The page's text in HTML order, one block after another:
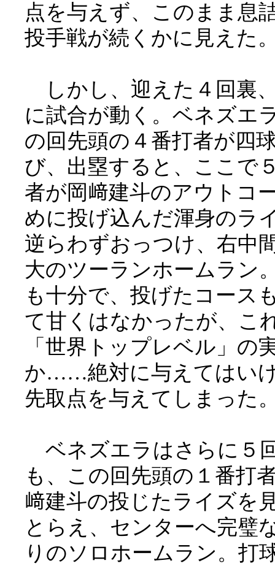
点を与えず、このまま息
投手戦が続くかに見えた
しかし、迎えた４回裏
に試合が動く。ベネズエ
の回先頭の４番打者が四
び、出塁すると、ここで
者が岡﨑建斗のアウトコ
めに投げ込んだ渾身のラ
逆らわずおっつけ、右中
大のツーランホームラン
も十分で、投げたコース
て甘くはなかったが、こ
「世界トップレベル」の
か……絶対に与えてはい
先取点を与えてしまった
ベネズエラはさらに５
も、この回先頭の１番打
﨑建斗の投じたライズを
とらえ、センターへ完璧
りのソロホームラン。打